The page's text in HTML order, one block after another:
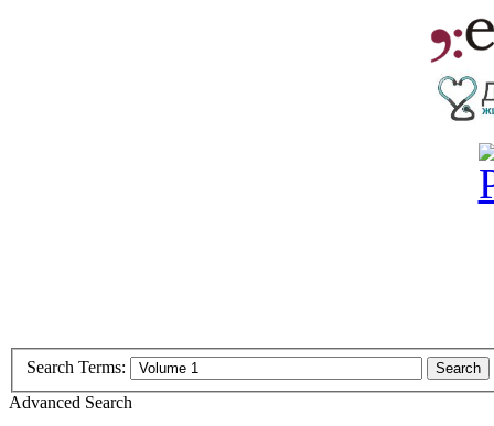
Search Terms: Search
Advanced Search